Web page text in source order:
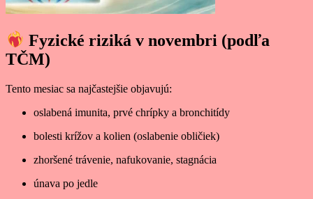
Fyzické riziká v novembri (podľa
TČM)
Tento mesiac sa najčastejšie objavujú:
oslabená imunita, prvé chrípky a bronchitídy
bolesti krížov a kolien (oslabenie obličiek)
zhoršené trávenie, nafukovanie, stagnácia
únava po jedle